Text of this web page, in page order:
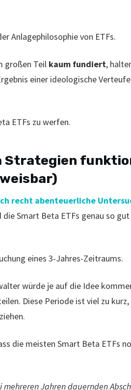
Anlagephilosophie von ETFs.
großen Teil kaum fundiert,
einer ideologische
ETFs zu werfen.
Strategien
recht abenteuerliche
Smart Beta ETFs genau so
eines 3-Jahres-Zeitraums.
würde je auf die Idee
Diese Periode ist viel zu
die meisten Smart Beta ETFs
mehreren Jahren dauernden